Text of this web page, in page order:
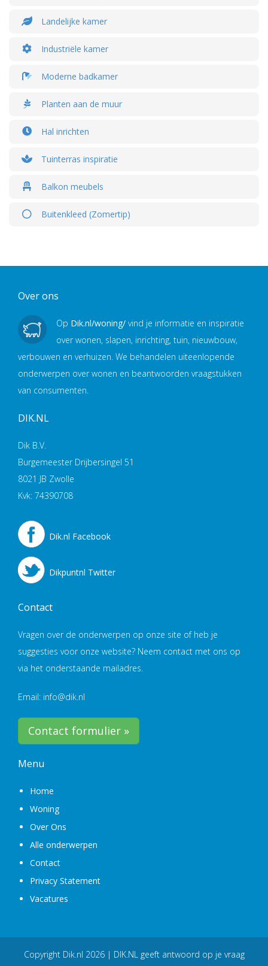
Landelijke kamer
Industriële kamer
Moderne badkamer
Planten aan de muur
Hal inrichten
Tuinterras inspiratie
Balkon meubels
Buitenkleed (Zomertip)
Over ons
Op Dik.nl/woning/ vind je informatie en inspiratie
over wonen, slapen, inrichting, tuin, nieuwbouw,
verbouwen en verhuizen. We behandelen uiteenlopende
onderwerpen over wonen en beantwoorden vraagstukken
van consumenten.
DIK.NL
Dik B.V.
Burgemeester Drijbersingel 51
8021 JB Zwolle
Kvk: 74390708
Dik.nl Facebook
Dikpuntnl Twitter
Contact
Vragen over de onderwerpen op onze site of heb je
suggesties voor onze website? Neem contact met ons op
via het onderstaande mailadres.
Email: info@dik.nl
Contact formulier »
Menu
Home
Woning
Over Ons
Alle onderwerpen
Contact
Privacy Statement
Vacatures
Copyright Dik.nl 2026 | DIK.NL geeft antwoord op je vraag